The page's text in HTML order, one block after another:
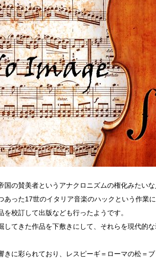
国の賛美者というアナクロニズムの権化みたい
あった17世のイタリア音楽のハックという作業
校訂して出版なども行ったようです。
してきた作品を下敷きにして、それらを現代的
きに彩られており、レスピーギ＝ローマの松＝